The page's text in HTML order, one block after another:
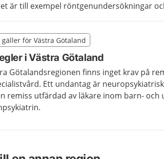
är till exempel röntgenundersökningar
gäller region Västra Götaland
för Västra Götaland
i Västra Götaland
Götalandsregionen finns inget krav på
Ett undantag är
remiss utfärdad av läkare inom barn-
regionala tillägget från region Västra